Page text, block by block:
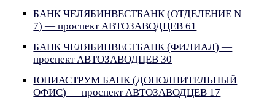
БАНК ЧЕЛЯБИНВЕСТБАНК (ОТДЕЛЕНИЕ N
7) — проспект АВТОЗАВОДЦЕВ 61
БАНК ЧЕЛЯБИНВЕСТБАНК (ФИЛИАЛ) —
проспект АВТОЗАВОДЦЕВ 30
ЮНИАСТРУМ БАНК (ДОПОЛНИТЕЛЬНЫЙ
ОФИС) — проспект АВТОЗАВОДЦЕВ 17